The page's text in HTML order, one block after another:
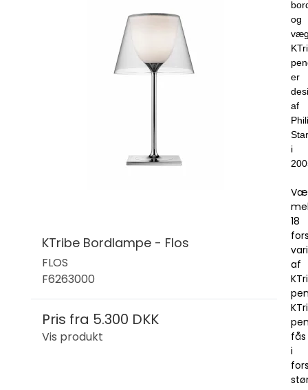
KTribe Bordlampe - Flos
FLOS
F6263000
Pris fra 5.300 DKK
Vis produkt
og
er
af
i
18
af
fås
i